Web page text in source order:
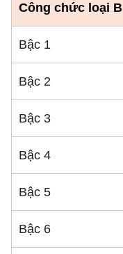
Công chức loại B
Bậc 1
Bậc 2
Bậc 3
Bậc 4
Bậc 5
Bậc 6